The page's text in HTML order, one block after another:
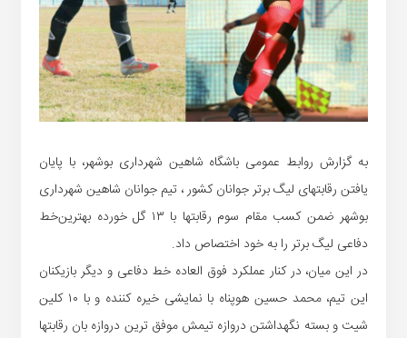
به گزارش روابط عمومی باشگاه شاهین شهرداری بوشهر، با پایان
یافتن رقابتهای لیگ برتر جوانان کشور ، تیم جوانان شاهین شهرداری
بوشهر ضمن کسب مقام سوم رقابتها با ۱۳ گل خورده بهترین‌خط
دفاعی لیگ برتر را به خود اختصاص داد.
در این میان، در کنار عملکرد فوق العاده خط دفاعی و دیگر بازیکنان
این تیم، محمد حسین هوپناه با نمایشی خیره کننده و با ۱۰ کلین
شیت و بسته نگهداشتن دروازه تیمش موفق ترین دروازه بان رقابتها